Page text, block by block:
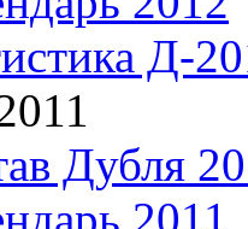
Д-
Дубля